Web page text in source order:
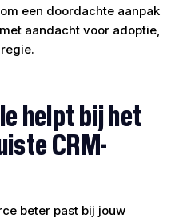
een doordachte aanpak
aandacht voor adoptie,
helpt bij het
CRM-
beter past bij jouw